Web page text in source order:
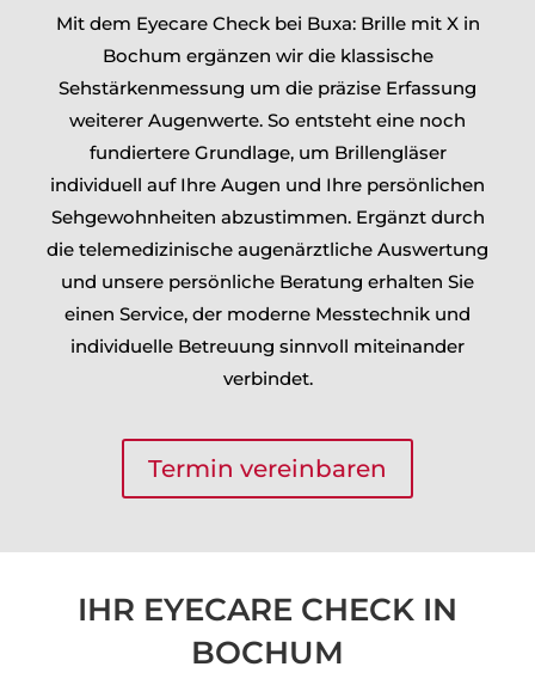
Mit dem Eyecare Check bei Buxa: Brille mit X in
Bochum ergänzen wir die klassische
Sehstärkenmessung um die präzise Erfassung
weiterer Augenwerte. So entsteht eine noch
fundiertere Grundlage, um Brillengläser
individuell auf Ihre Augen und Ihre persönlichen
Sehgewohnheiten abzustimmen. Ergänzt durch
die telemedizinische augenärztliche Auswertung
und unsere persönliche Beratung erhalten Sie
einen Service, der moderne Messtechnik und
individuelle Betreuung sinnvoll miteinander
verbindet.
Termin vereinbaren
IHR EYECARE CHECK IN
BOCHUM